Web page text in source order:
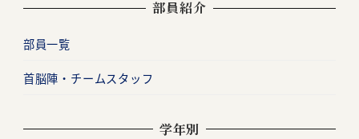
部員紹介
部員一覧
首脳陣・チームスタッフ
学年別